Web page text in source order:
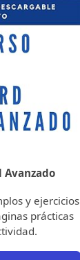
Avanzado
y ejercicios
prácticas